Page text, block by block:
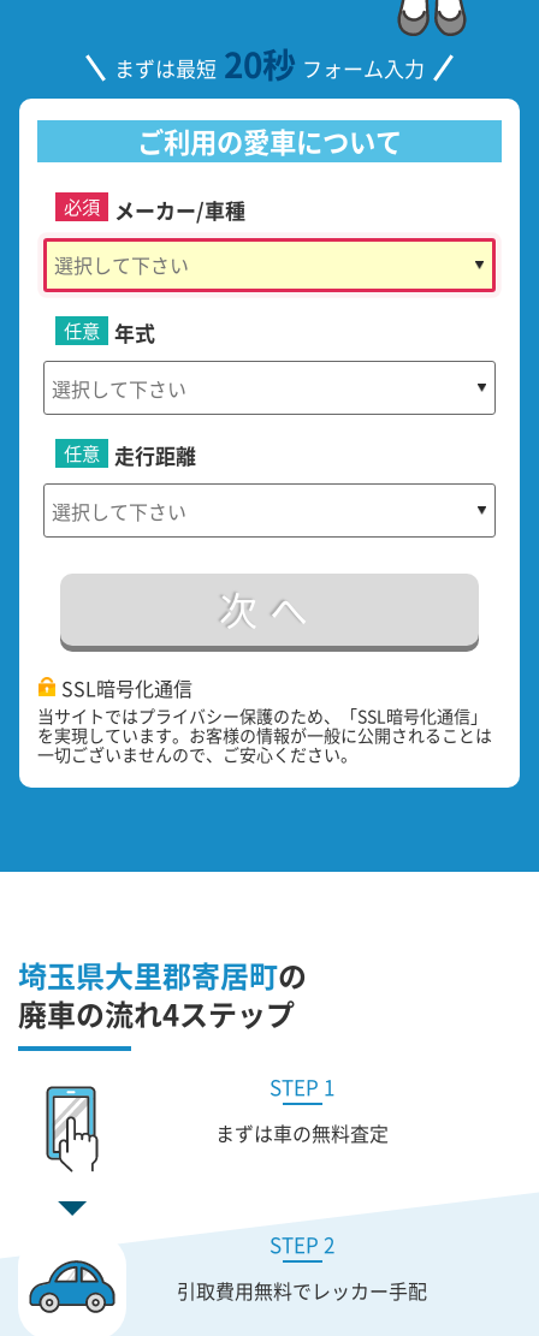
まずは最短 20秒 フォーム入力
ご利用の愛車について
メーカー/車種
必須
年式
任意
走行距離
任意
次へ
SSL暗号化通信
当サイトではプライバシー保護のため、「SSL暗号化通信」
を実現しています。お客様の情報が一般に公開されることは
一切ございませんので、ご安心ください。
埼玉県大里郡寄居町の
廃車の流れ4ステップ
STEP 1
まずは車の無料査定
STEP 2
引取費用無料でレッカー手配